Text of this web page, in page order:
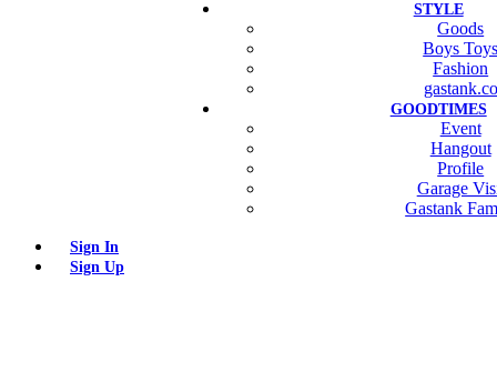
STYLE
Goods
Boys
Fashion
gastank.co
GOODTIMES
Event
Hangout
Profile
Garage
Gastank
Sign In
Sign Up